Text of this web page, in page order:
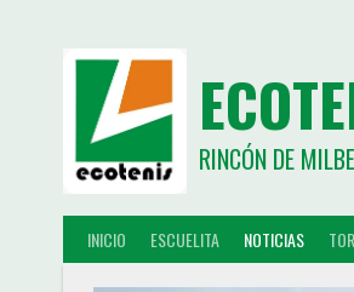
RINCÓN DE
INICIO ESCUELITA NOTICIAS